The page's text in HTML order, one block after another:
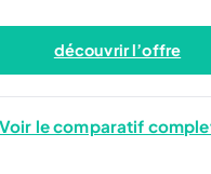
découvrir l’offre
Voir le comparatif